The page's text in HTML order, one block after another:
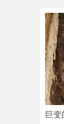
巨变